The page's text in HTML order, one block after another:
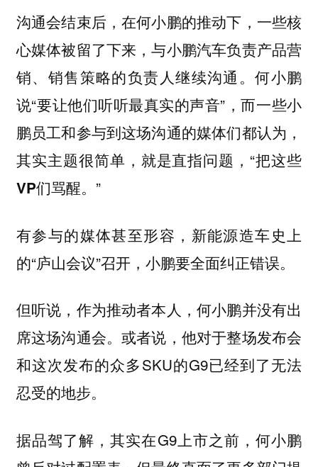
沟通会结束后，在何小鹏的推动下，一些核
心媒体被留了下来，与小鹏汽车负责产品营
销、销售策略的负责人继续沟通。何小鹏
说“要让他们听听最真实的声音”，而一些小
鹏员工和参与到这场沟通的媒体们都认为，
其实主题很简单，就是直指问题，“把这些
VP们骂醒。 ”
有参与的媒体甚至形容，新能源造车史上
的“庐山会议”召开，小鹏要全面纠正错误。
但听说，作为推动者本人，何小鹏并没有出
席这场沟通会。或者说，他对于整场发布会
和这次发布的众多SKU的G9已经到了无法
忍受的地步。
据品驾了解，其实在G9上市之前，何小鹏